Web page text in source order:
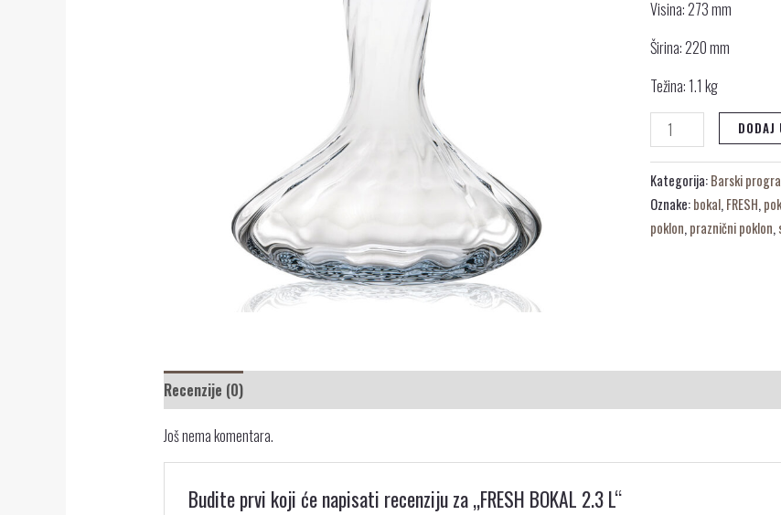
Visina: 273 mm
Širina: 220 mm
Težina: 1.1 kg
DODAJ
Kategorija:Barski
Oznake:bokal,FRESH,
poklon,praznični poklon,
Recenzije (0)
Još nema komentara.
Budite prvi koji će napisati recenziju za „FRESH BOKAL 2.3 L“